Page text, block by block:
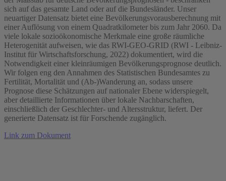
sich auf das gesamte Land oder auf die Bundesländer. Unser
neuartiger Datensatz bietet eine Bevölkerungsvorausberechnung mit
einer Auflösung von einem Quadratkilometer bis zum Jahr 2060. Da
viele lokale sozioökonomische Merkmale eine große räumliche
Heterogenität aufweisen, wie das RWI-GEO-GRID (RWI - Leibniz-
Institut für Wirtschaftsforschung, 2022) dokumentiert, wird die
Notwendigkeit einer kleinräumigen Bevölkerungsprognose deutlich.
Wir folgen eng den Annahmen des Statistischen Bundesamtes zu
Fertilität, Mortalität und (Ab-)Wanderung an, sodass unsere
Prognose diese Schätzungen auf nationaler Ebene widerspiegelt,
aber detaillierte Informationen über lokale Nachbarschaften,
einschließlich der Geschlechter- und Altersstruktur, liefert. Der
generierte Datensatz ist für Forschende zugänglich.
Link zum Dokument